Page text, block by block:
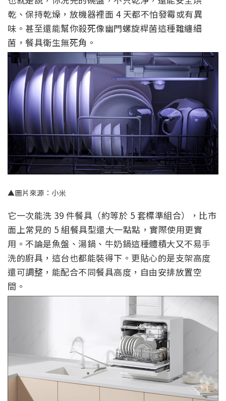
乾、保持乾燥，放機器裡面 4 天都不怕發霉或有異
味。甚至還能幫你殺死像幽門螺旋桿菌這種難纏細
菌，餐具衛生無死角。
▲圖片來源：小米
它一次能洗 39 件餐具（約等於 5 套標準組合），比市
面上常見的 5 組餐具型還大一點點，實際使用更實
用。不論是魚盤、湯鍋、牛奶鍋這種體積大又不易手
洗的廚具，這台也都能裝得下。更貼心的是支架高度
還可調整，能配合不同餐具高度，自由安排放置空
間。